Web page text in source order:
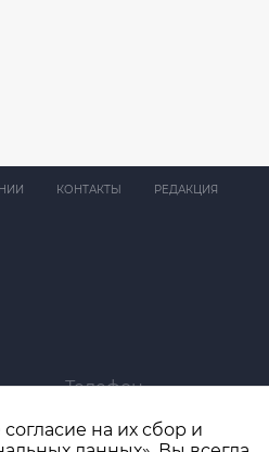
КОНТАКТЫ РЕДАКЦИЯ
Телефон
на их сбор и